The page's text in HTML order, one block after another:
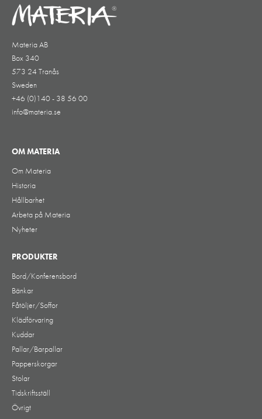
Materia AB
Box 340
573 24 Tranås
Sweden
+46 (0)140 - 38 56 00
info@materia.se
OM MATERIA
Om Materia
Historia
Hållbarhet
Arbeta på Materia
Nyheter
PRODUKTER
Bord/Konferensbord
Bänkar
Fåtöljer/Soffor
Klädförvaring
Kuddar
Pallar/Barpallar
Papperskorgar
Stolar
Tidskriftsställ
Övrigt